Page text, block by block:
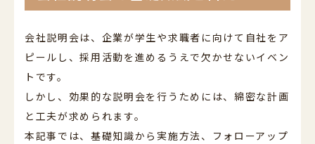
会社説明会は、企業が学生や求職者に向けて自社をア
ピールし、採用活動を進めるうえで欠かせないイベン
トです。
しかし、効果的な説明会を行うためには、綿密な計画
と工夫が求められます。
本記事では、基礎知識から実施方法、フォローアップ